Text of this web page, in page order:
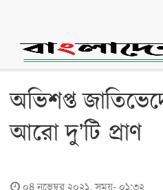
রাজনীতি
বাংলা
অভিশপ্ত
আরো দু’টি প্রাণ
০৪ নভেম্বর ২০২১, সময়- ০১:৩২